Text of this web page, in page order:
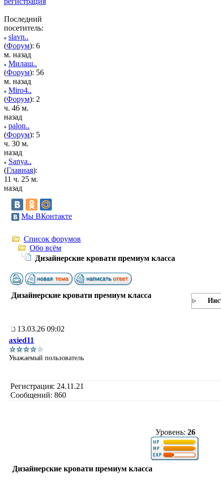
Последний
посетитель:
slavn..
(Форум): 6
м. назад
Милаш..
(Форум): 56
м. назад
Miro4..
(Форум): 2
ч. 46 м.
назад
palon..
(Форум): 5
ч. 30 м.
назад
Sanya..
(Главная):
11 ч. 25 м.
назад
Мы ВКонтакте
Список форумов
Обо всём
Дизайнерские кровати премиум класса
Дизайнерские кровати премиум класса
13.03.26 09:02
axied11
Уважаемый пользователь
Регистрация: 24.11.21
Сообщений: 860
Уровень: 26
Дизайнерские кровати премиум класса